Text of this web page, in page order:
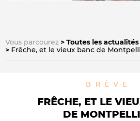
Vous parcourez
Toutes les actualités
Frêche, et le vieux banc de
BRÈVE
FRÊCHE, ET LE
DE